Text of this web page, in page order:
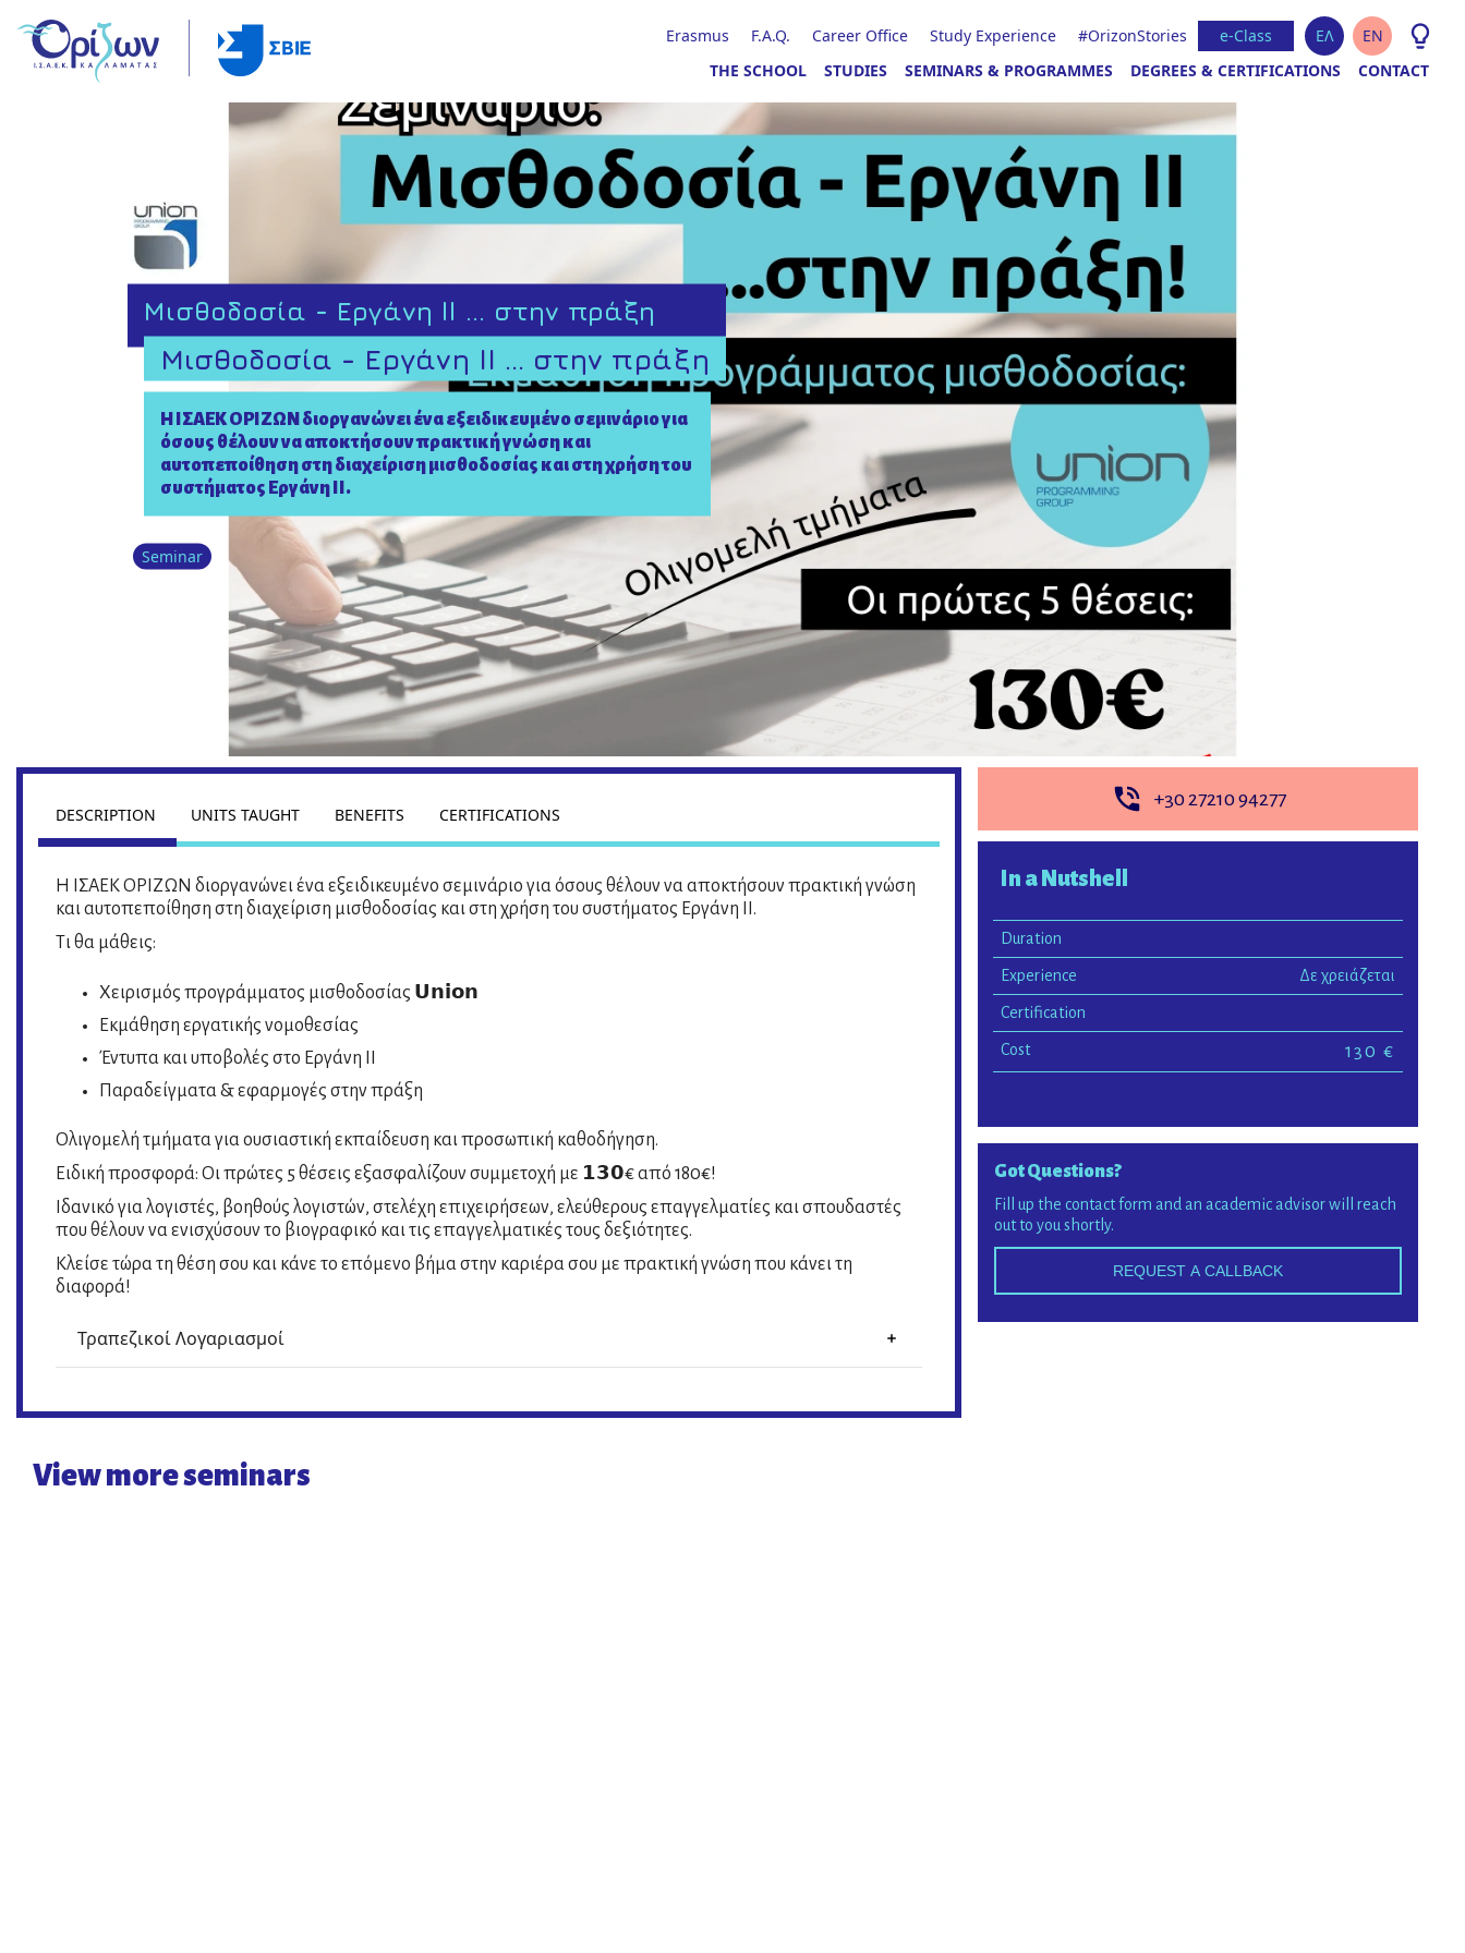
Erasmus F.A.Q. Career Office Study Experience #OrizonStories e-Class ΕΛ
EN
THE SCHOOL
STUDIES SEMINARS & PROGRAMMES DEGREES & CERTIFICATIONS CONTACT
Μισθοδοσία - Εργάνη II ... στην πράξη
Μισθοδοσία - Εργάνη II ... στην πράξη
Η ΙΣΑΕΚ ΟΡΙΖΩΝ διοργανώνει ένα εξειδικευμένο σεμινάριο για
όσους θέλουν να αποκτήσουν πρακτική γνώση και
αυτοπεποίθηση στη διαχείριση μισθοδοσίας και στη χρήση του
συστήματος Εργάνη ΙΙ.
Seminar
DESCRIPTION UNITS TAUGHT BENEFITS CERTIFICATIONS
Η ΙΣΑΕΚ ΟΡΙΖΩΝ διοργανώνει ένα εξειδικευμένο σεμινάριο για όσους θέλουν να αποκτήσουν πρακτική γνώση
και αυτοπεποίθηση στη διαχείριση μισθοδοσίας και στη χρήση του συστήματος Εργάνη ΙΙ.
Τι θα μάθεις:
Χειρισμός προγράμματος μισθοδοσίας 𝗨𝗻𝗶𝗼𝗻
Εκμάθηση εργατικής νομοθεσίας
Έντυπα και υποβολές στο Εργάνη II
Παραδείγματα & εφαρμογές στην πράξη
Ολιγομελή τμήματα για ουσιαστική εκπαίδευση και προσωπική καθοδήγηση.
Ειδική προσφορά: Οι πρώτες 5 θέσεις εξασφαλίζουν συμμετοχή με 𝟭𝟯𝟬€ από 180€!
Ιδανικό για λογιστές, βοηθούς λογιστών, στελέχη επιχειρήσεων, ελεύθερους επαγγελματίες και σπουδαστές
που θέλουν να ενισχύσουν το βιογραφικό και τις επαγγελματικές τους δεξιότητες.
Κλείσε τώρα τη θέση σου και κάνε το επόμενο βήμα στην καριέρα σου με πρακτική γνώση που κάνει τη
διαφορά!
Τραπεζικοί Λογαριασμοί
+30 27210 94277
In a Nutshell
Duration
Experience Δε χρειάζεται
Certification
Cost 130 €
Got Questions?
Fill up the contact form and an academic advisor will reach
out to you shortly.
REQUEST A CALLBACK
View more seminars